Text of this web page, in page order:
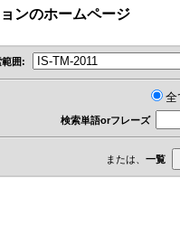
ンのホームページ
範囲:
検索単語orフレーズ
または、 一覧